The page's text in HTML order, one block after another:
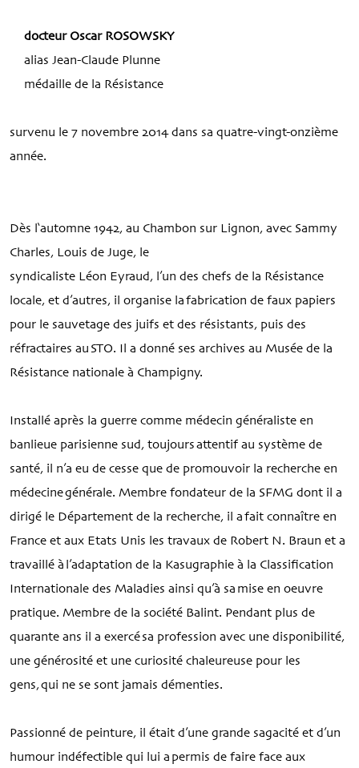
docteur Oscar ROSOWSKY
alias Jean-Claude Plunne
médaille de la Résistance
survenu le 7 novembre 2014 dans sa quatre-vingt-onzième
année.
Dès l‘automne 1942, au Chambon sur Lignon, avec Sammy
Charles, Louis de Juge, le
syndicaliste Léon Eyraud, l’un des chefs de la Résistance
locale, et d’autres, il organise la fabrication de faux papiers
pour le sauvetage des juifs et des résistants, puis des
réfractaires au STO. Il a donné ses archives au Musée de la
Résistance nationale à Champigny.
Installé après la guerre comme médecin généraliste en
banlieue parisienne sud, toujours attentif au système de
santé, il n’a eu de cesse que de promouvoir la recherche en
médecine générale. Membre fondateur de la SFMG dont il a
dirigé le Département de la recherche, il a fait connaître en
France et aux Etats Unis les travaux de Robert N. Braun et a
travaillé à l’adaptation de la Kasugraphie à la Classification
Internationale des Maladies ainsi qu’à sa mise en oeuvre
pratique. Membre de la société Balint. Pendant plus de
quarante ans il a exercé sa profession avec une disponibilité,
une générosité et une curiosité chaleureuse pour les
gens, qui ne se sont jamais démenties.
Passionné de peinture, il était d’une grande sagacité et d’un
humour indéfectible qui lui a permis de faire face aux